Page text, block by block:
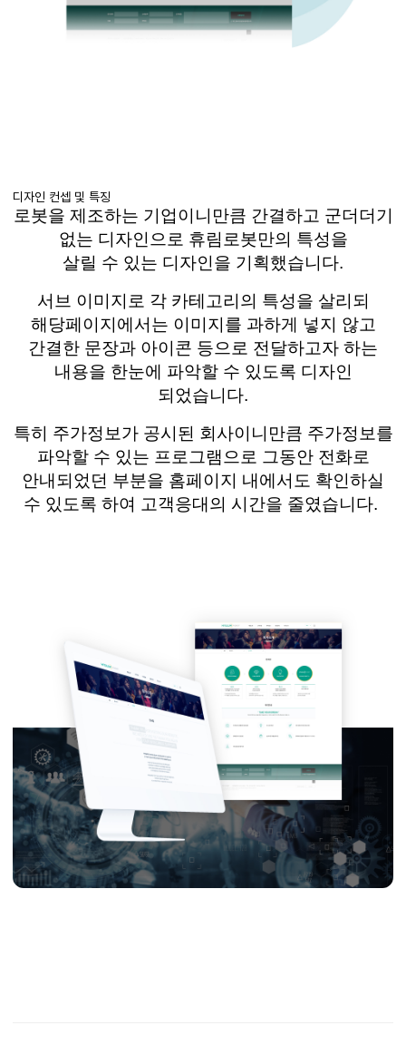
디자인 컨셉 및 특징
로봇을 제조하는 기업이니만큼 간결하고 군더더기
없는 디자인으로 휴림로봇만의 특성을
살릴 수 있는 디자인을 기획했습니다.
서브 이미지로 각 카테고리의 특성을 살리되
해당페이지에서는 이미지를 과하게 넣지 않고
간결한 문장과 아이콘 등으로 전달하고자 하는
내용을 한눈에 파악할 수 있도록 디자인
되었습니다.
특히 주가정보가 공시된 회사이니만큼 주가정보를
파악할 수 있는 프로그램으로 그동안전화로
안내되었던 부분을 홈페이지 내에서도 확인하실
수 있도록 하여 고객응대의 시간을 줄였습니다.